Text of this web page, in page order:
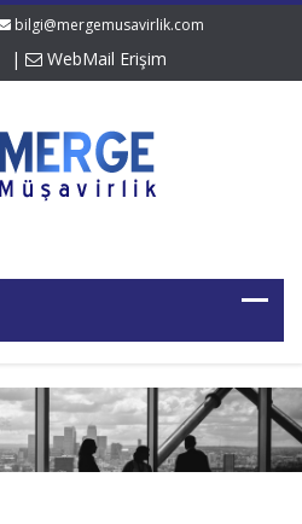
bilgi@mergemusavirlik.com
| WebMail Erişim